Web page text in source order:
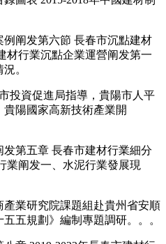
阐发第六節 長春市沉點建材
材行業沉點企業運營阐发第一
。
資促進局指導，貴陽市人平
陽國家高新技術產業開
第五章 長春市建材行業細分
業阐发一、水泥行業發展現
業研究院課題組赴貴州省安順
五規劃》編制專題調研。。。